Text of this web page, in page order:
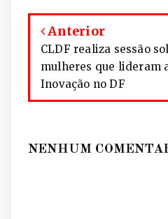
Anterior
CLDF realiza sessão
mulheres que lideram
Inovação no DF
NENHUM